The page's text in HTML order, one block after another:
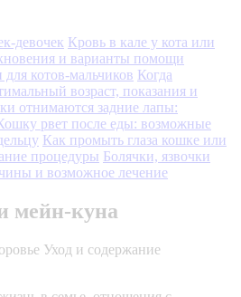
девочек Кровь в кале у кота или
и варианты помощи
котов-мальчиков Когда
возраст, показания и
отнимаются задние лапы:
рвет после еды: возможные
Как промыть глаза кошке или
процедуры Болячки, язвочки
и возможное лечение
мейн-куна
Уход и содержание